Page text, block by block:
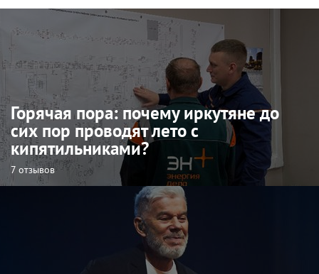
Горячая пора: почему иркутяне до
сих пор проводят лето с
кипятильниками?
7 отзывов